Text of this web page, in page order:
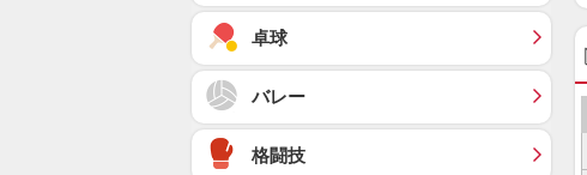
卓球
バレー
格闘技